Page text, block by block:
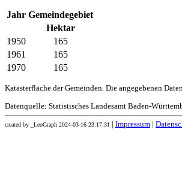
Jahr Gemeindegebiet
Hektar
1950
165
1961
165
1970
165
Katasterfläche der Gemeinden. Die angegebenen
Datenquelle: Statistisches Landesamt Baden-
created by _LeoGraph 2024-03-16 23:17:31 Impressum